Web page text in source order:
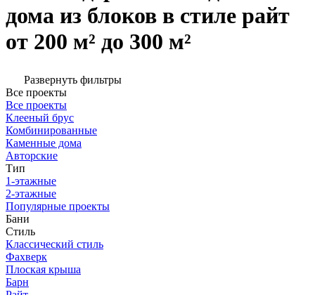
дома из блоков в стиле райт
от 200 м² до 300 м²
Развернуть фильтры
Все проекты
Все проекты
Клееный брус
Комбинированные
Каменные дома
Авторские
Тип
1-этажные
2-этажные
Популярные проекты
Бани
Стиль
Классический стиль
Фахверк
Плоская крыша
Барн